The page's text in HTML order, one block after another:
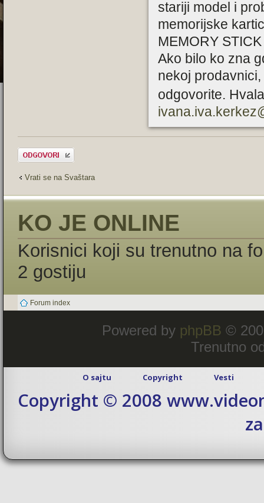
stariji model i
memorijske
MEMORY
Ako bilo ko zna
nekoj
odgovorite.
Odgovori
Vrati se na Svaštara
KO JE ONLINE
Korisnici koji su trenutno na
2 gostiju
Forum index
Powered by phpBB ©
Trenutno
O sajtu Copyright Vesti
Copyright © 2008